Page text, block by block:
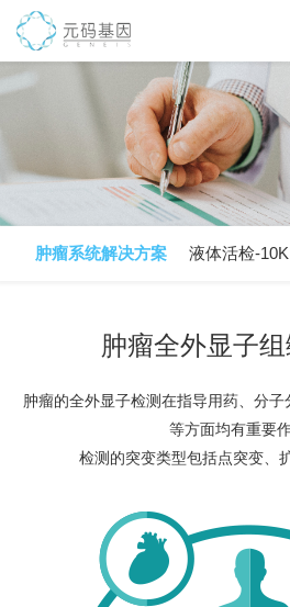
肿瘤系统解决方案 液体活检-10K
肿瘤全外显子
肿瘤的全外显子检测在指导用药、分
等方面均有重要
检测的突变类型包括点突变、